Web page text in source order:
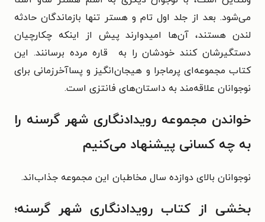
می‌شود. بعد از جلد اول تام و هستر تنها بازماندگان حادثه
لندن هستند، آن‌ها امیدوارند پیش از اینکه چکارچیان
دستگیرشان کنند خودشان را به قاره مرده برسانند. این
کتاب مجموعه‌ای پرماجرا و هیجان‌انگیز و پساآخرزمانی برای
نوجوانان علاقه‌مند به داستان‌های فانتزی است.
خواندن مجموعه رویدادنگاری شهر گرسنه را
به چه کسانی پیشنهاد می‌کنیم
نوجوانان بالای دوازده سال مخاطبان این مجموعه جذاب‌اند.
بخشی از کتاب رویدادنگاری شهر گرسنه؛